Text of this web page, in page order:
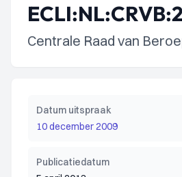
Centrale Raad van
Datum uitspraak
10 december 2009
Publicatiedatum